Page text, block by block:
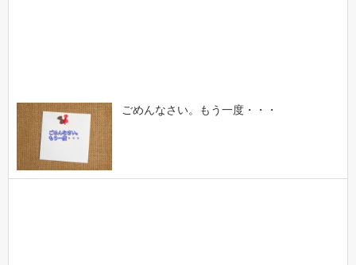
ごめんなさい。もう一度・・・